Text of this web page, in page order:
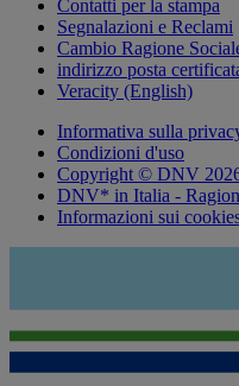
Contatti per la stampa
Segnalazioni e Reclami
Cambio Ragione
indirizzo posta
Veracity (English)
Informativa sulla
Condizioni d'uso
Copyright © DNV
DNV* in Italia -
Informazioni sui